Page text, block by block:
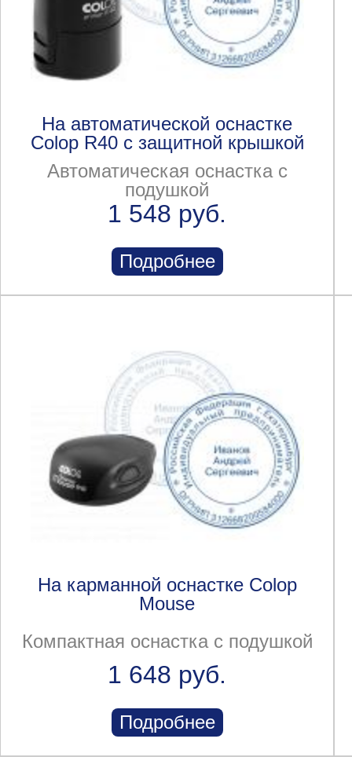
На автоматической оснастке
Colop R40 с защитной крышкой
Автоматическая оснастка с
подушкой
1 548 руб.
Подробнее
На карманной оснастке Colop
Mouse
Компактная оснастка с подушкой
1 648 руб.
Подробнее